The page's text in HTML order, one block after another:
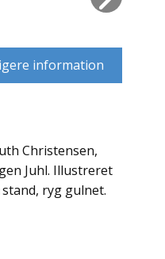
information
Christensen,
Juhl. Illustreret
ryg gulnet.